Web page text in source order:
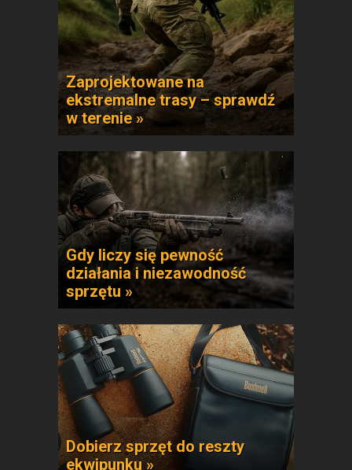
Zaprojektowane na
ekstremalne trasy – sprawdź
w terenie »
Gdy liczy się pewność
działania i niezawodność
sprzętu »
Dobierz sprzęt do reszty
ekwipunku »